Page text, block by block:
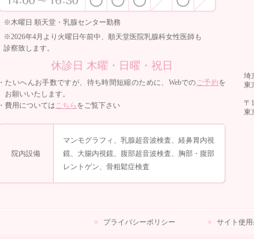
※木曜日 順天堂・乳腺センター勤務
※2026年4月より火曜日午前中、順天堂医院乳腺科女性医師も
診察致します。
休診日 木曜・日曜・祝日
・たいへんお手数ですが、待ち時間短縮のために、Webでのご予約を
お願いいたします。
・費用についてはこちら をご覧下さい
院内設備
マンモグラフィ、乳腺超音波検査、経鼻胃内視
鏡、大腸内視鏡、腹部超音波検査、胸部・腹部
レントゲン、骨粗鬆症検査
埼
東
〒
東
プライバシーポリシー サイト使